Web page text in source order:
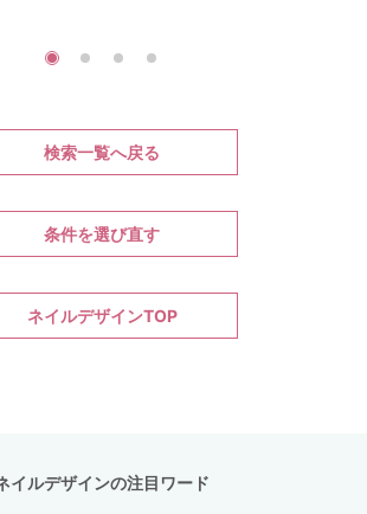
検索一覧へ戻る
条件を選び直す
ネイルデザインTOP
イルデザインの注目ワード